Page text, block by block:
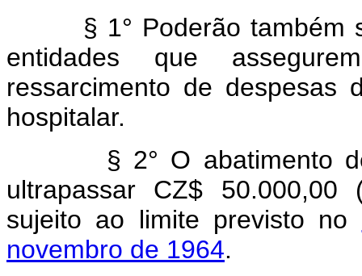
§ 1° Poderão também
entidades que
ressarcimento de despesas
hospitalar.
§ 2° O abatimento de
ultrapassar CZ$
sujeito ao limite previsto no
novembro de 1964.